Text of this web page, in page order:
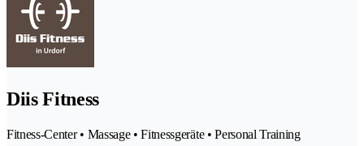
Diis Fitness
Fitness-Center • Massage • Fitnessgeräte • Personal Training